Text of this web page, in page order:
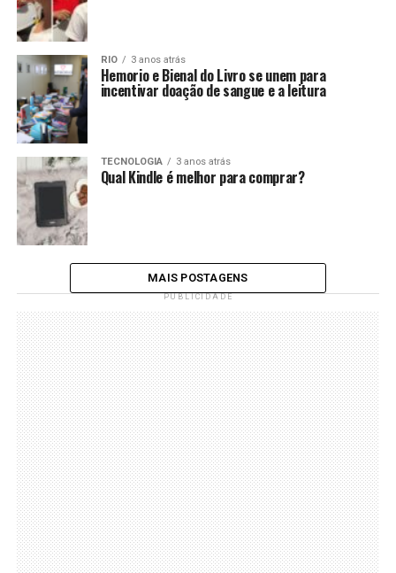
RIO 3 anos atrás
Hemorio e Bienal do Livro se unem para
incentivar doação de sangue e a leitura
TECNOLOGIA 3 anos atrás
Qual Kindle é melhor para comprar?
MAIS POSTAGENS
PUBLICIDADE